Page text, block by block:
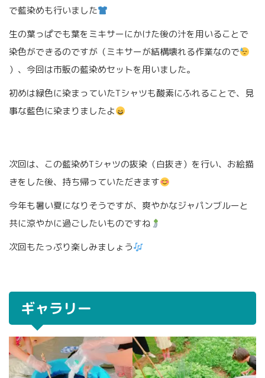
で藍染めも行いました
生の葉っぱでも葉をミキサーにかけた後の汁を用いることで
染色ができるのですが（ミキサーが結構壊れる作業なので
）、今回は市販の藍染めセットを用いました。
初めは緑色に染まっていたTシャツも酸素にふれることで、見
事な藍色に染まりましたよ
次回は、この藍染めTシャツの抜染（白抜き）を行い、お絵描
きをした後、持ち帰っていただきます
今年も暑い夏になりそうですが、爽やかなジャパンブルーと
共に涼やかに過ごしたいものですね
次回もたっぷり楽しみましょう
ギャラリー